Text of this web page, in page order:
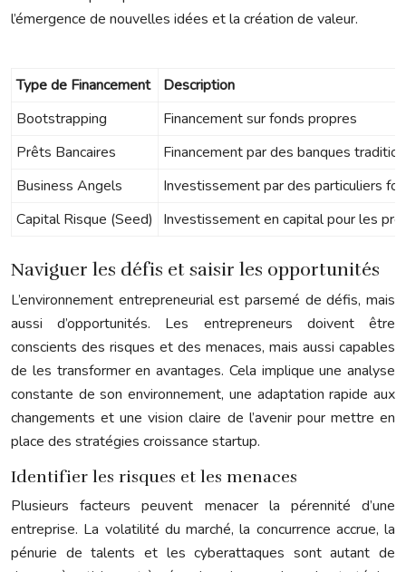
l’émergence de nouvelles idées et la création de valeur.
Type de Financement
Description
Bootstrapping
Financement sur fonds propres
Prêts Bancaires
Financement par des banques
Business Angels
Investissement par des particuliers
Capital Risque (Seed)
Investissement en capital pour les
Naviguer les défis et saisir les opportunités
L’environnement entrepreneurial est parsemé de défis, mais
aussi d’opportunités. Les entrepreneurs doivent être
conscients des risques et des menaces, mais aussi capables
de les transformer en avantages. Cela implique une analyse
constante de son environnement, une adaptation rapide aux
changements et une vision claire de l’avenir pour mettre en
place des stratégies croissance startup.
Identifier les risques et les menaces
Plusieurs facteurs peuvent menacer la pérennité d’une
entreprise. La volatilité du marché, la concurrence accrue, la
pénurie de talents et les cyberattaques sont autant de